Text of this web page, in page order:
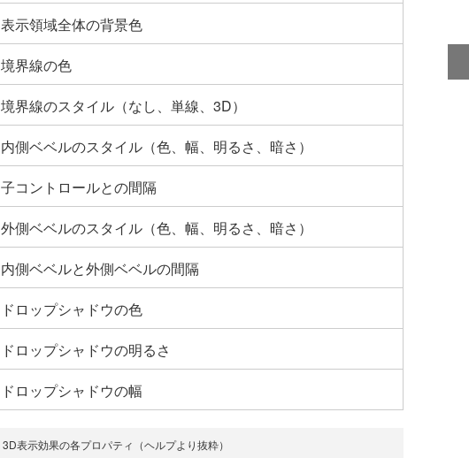
表示領域全体の背景色
境界線の色
境界線のスタイル（なし、単線、3D）
内側ベベルのスタイル（色、幅、明るさ、暗さ）
子コントロールとの間隔
外側ベベルのスタイル（色、幅、明るさ、暗さ）
内側ベベルと外側ベベルの間隔
ドロップシャドウの色
ドロップシャドウの明るさ
ドロップシャドウの幅
3D表示効果の各プロパティ（ヘルプより抜粋）